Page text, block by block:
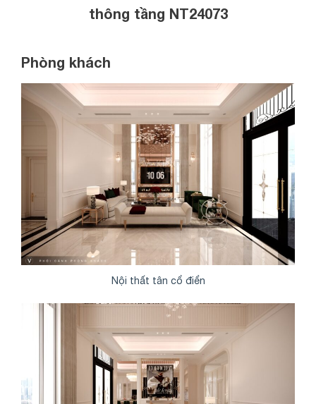
thông tầng NT24073
Phòng khách
Nội thất tân cổ điển